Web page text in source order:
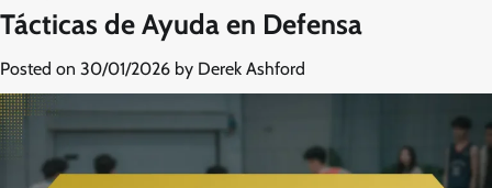
Tácticas de Ayuda en Defensa
Posted on 30/01/2026 by Derek Ashford